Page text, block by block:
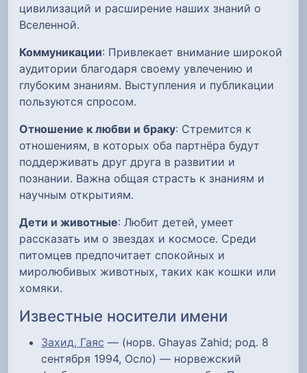
цивилизаций и расширение наших знаний о
Вселенной.
Коммуникации: Привлекает внимание широкой
аудитории благодаря своему увлечению и
глубоким знаниям. Выступления и публикации
пользуются спросом.
Отношение к любви и браку: Стремится к
отношениям, в которых оба партнёра будут
поддерживать друг друга в развитии и
познании. Важна общая страсть к знаниям и
научным открытиям.
Дети и животные: Любит детей, умеет
рассказать им о звездах и космосе. Среди
питомцев предпочитает спокойных и
миролюбивых животных, таких как кошки или
хомяки.
Известные носители имени
Захид, Гаяс — (норв. Ghayas Zahid; род. 8
сентября 1994, Осло) — норвежский